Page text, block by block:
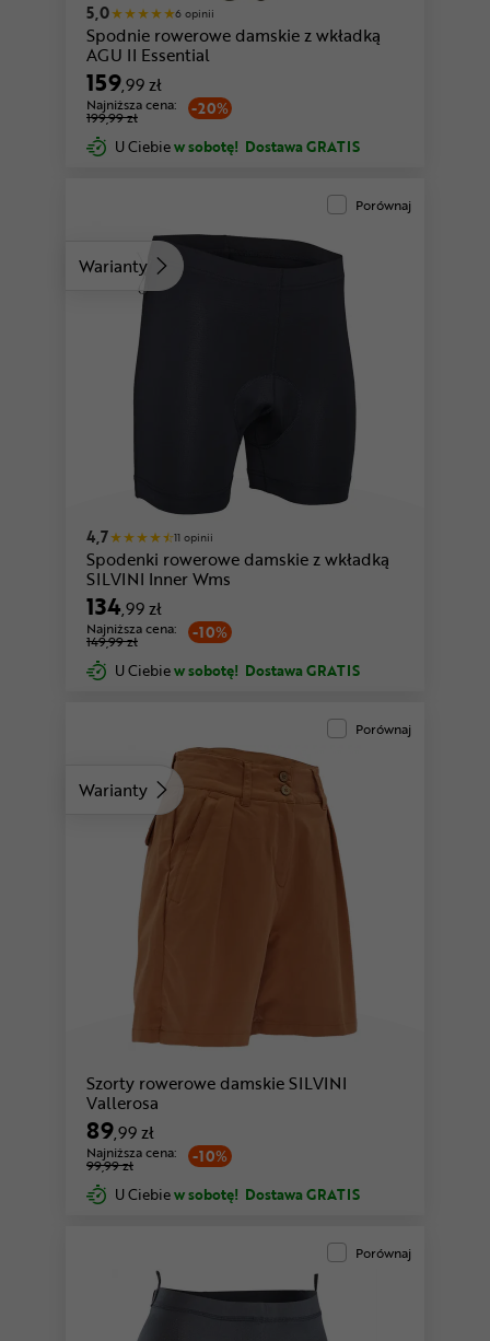
5,0 6 opinii
Spodnie rowerowe damskie z wkładką
AGU II Essential
159,99 zł
-20%
Najniższa cena:
199,99 zł
U Ciebiew sobotę! Dostawa GRATIS
Warianty
Porównaj
4,7 11 opinii
Spodenki rowerowe damskie z wkładką
SILVINI Inner Wms
134,99 zł
-10%
Najniższa cena:
149,99 zł
U Ciebiew sobotę! Dostawa GRATIS
Warianty
Porównaj
Szorty rowerowe damskie SILVINI
Vallerosa
89,99 zł
-10%
Najniższa cena:
99,99 zł
U Ciebiew sobotę! Dostawa GRATIS
Porównaj